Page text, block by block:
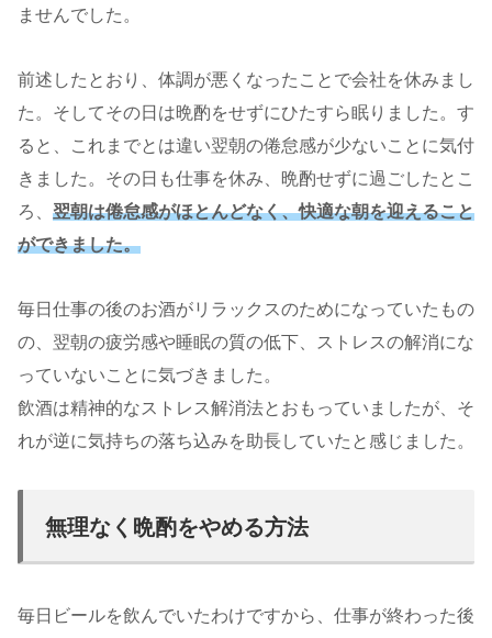
ませんでした。
前述したとおり、体調が悪くなったことで会社を休みまし
た。そしてその日は晩酌をせずにひたすら眠りました。す
ると、これまでとは違い翌朝の倦怠感が少ないことに気付
きました。その日も仕事を休み、晩酌せずに過ごしたとこ
ろ、 翌朝は倦怠感がほとんどなく、快適な朝を迎えること
ができました。
毎日仕事の後のお酒がリラックスのためになっていたもの
の、翌朝の疲労感や睡眠の質の低下、ストレスの解消にな
っていないことに気づきました。
飲酒は精神的なストレス解消法とおもっていましたが、そ
れが逆に気持ちの落ち込みを助長していたと感じました。
無理なく晩酌をやめる方法
毎日ビールを飲んでいたわけですから、仕事が終わった後